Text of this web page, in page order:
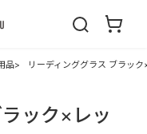
品 リーディンググラス ブラッ
ック×レッ